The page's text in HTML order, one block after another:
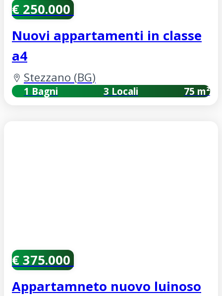
€ 250.000
Nuovi appartamenti in classe
a4
Stezzano (BG)
1 Bagni 3 Locali 75 m²
€ 375.000
Appartamneto nuovo luinoso